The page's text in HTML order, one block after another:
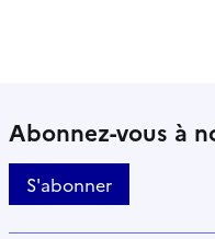
Abonnez-vous à
S'abonner